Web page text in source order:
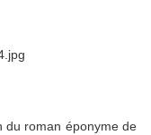
du roman éponyme de